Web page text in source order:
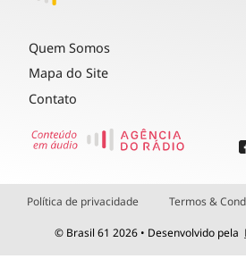
Quem Somos
Mapa do Site
Contato
Política de privacidade Termos &
© Brasil 61 2026 • Desenvolvido pela